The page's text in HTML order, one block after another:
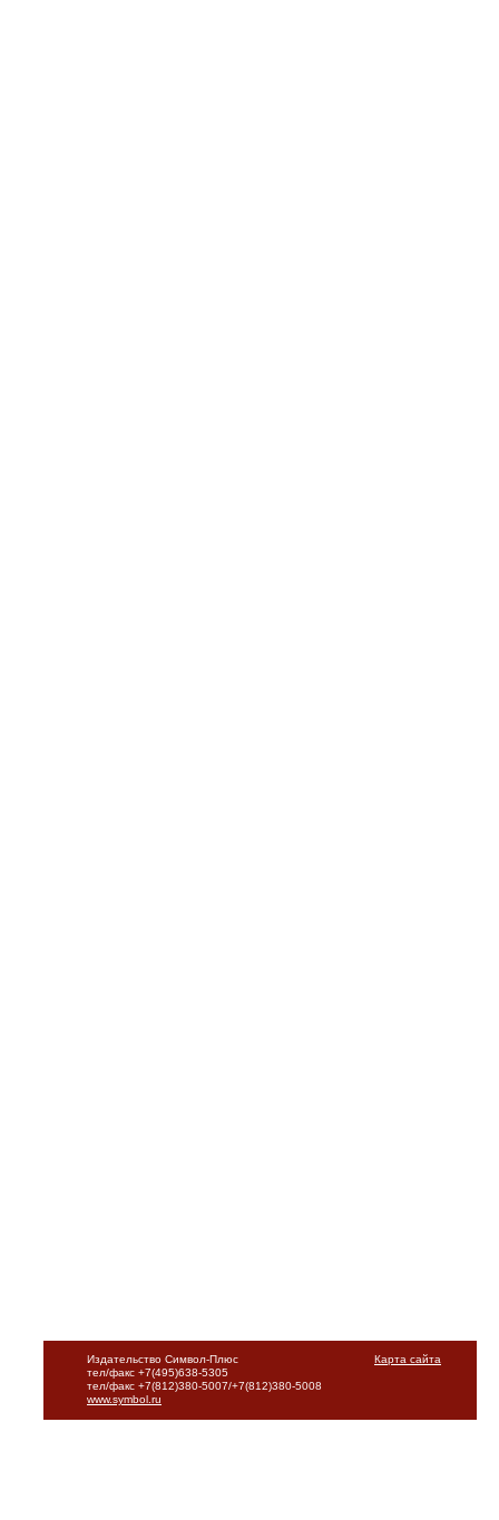
Карта сайта
Издательство Символ-Плюс
тел/факс +7(495)638-5305
тел/факс +7(812)380-5007/+7(812)380-5008
www.symbol.ru